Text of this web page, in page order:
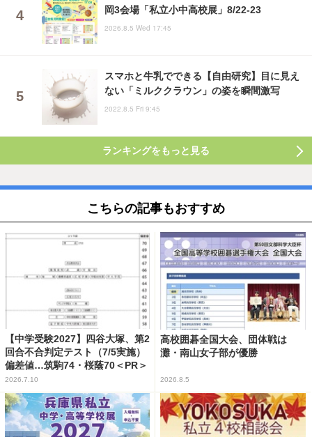
岡3会場「私立小中高校展」8/22-23
2026.8.5 Wed 17:45
スマホと牛乳でできる【自由研究】目に見え
ない「ミルククラウン」の姿を瞬間激写
2022.8.5 Fri 9:45
ランキングをもっと見る
こちらの記事もおすすめ
【中学受験2027】四谷大塚、第2
回合不合判定テスト（7/5実施）
偏差値…筑駒74・桜蔭70＜PR＞
2026.7.10
高校囲碁全国大会、団体戦は
灘・南山女子部が優勝
2026.8.5